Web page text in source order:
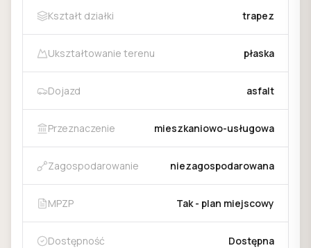
Kształt działki trapez
Ukształtowanie terenu płaska
Dojazd asfalt
Przeznaczenie mieszkaniowo-usługowa
Zagospodarowanie niezagospodarowana
MPZP Tak - plan miejscowy
Dostępność Dostępna